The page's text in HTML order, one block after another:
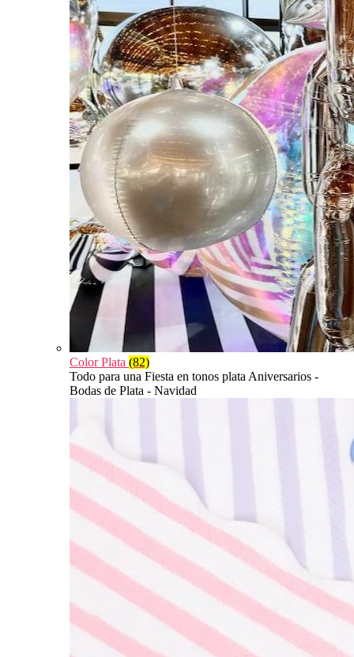
Color Plata (82)
Todo para una Fiesta en tonos plata Aniversarios -
Bodas de Plata - Navidad